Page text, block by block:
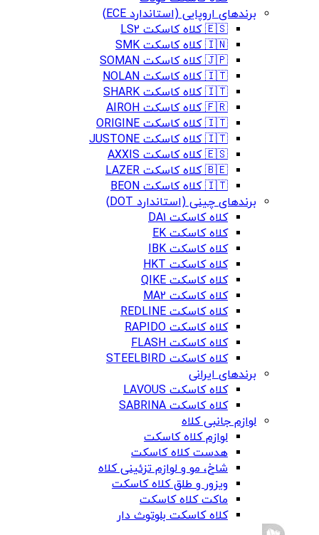
برندهای اروپایی (استاندارد ECE)
🇪🇸 کلاه کاسکت LS2
🇮🇳 کلاه کاسکت SMK
🇯🇵 کلاه کاسکت SOMAN
🇮🇹 کلاه کاسکت NOLAN
🇮🇹 کلاه کاسکت SHARK
🇫🇷 کلاه کاسکت AIROH
🇮🇹 کلاه کاسکت ORIGINE
🇮🇹 کلاه کاسکت JUSTONE
🇪🇸 کلاه کاسکت AXXIS
🇧🇪 کلاه کاسکت LAZER
🇮🇹 کلاه کاسکت BEON
برندهای چینی (استاندارد DOT)
کلاه کاسکت DA1
کلاه کاسکت EK
کلاه کاسکت IBK
کلاه کاسکت HKT
کلاه کاسکت QIKE
کلاه کاسکت MA2
کلاه کاسکت REDLINE
کلاه کاسکت RAPIDO
کلاه کاسکت FLASH
کلاه کاسکت STEELBIRD
برندهای ایرانی
کلاه کاسکت LAVOUS
کلاه کاسکت SABRINA
لوازم جانبی کلاه
لوازم کلاه کاسکت
هدست کلاه کاسکت
شاخ، مو و لوازم تزئینی کلاه
ویزور و طلق کلاه کاسکت
ماکت کلاه کاسکت
کلاه کاسکت بلوتوث دار